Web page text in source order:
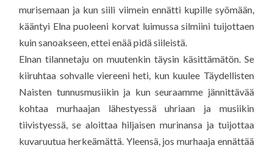
murisemaan ja kun siili viimein ennätti kupille syömään,
kääntyi Elna puoleeni korvat luimussa silmiini tuijottaen
kuin sanoakseen, ettei enää pidä siileistä.
Elnan tilannetaju on muutenkin täysin käsittämätön. Se
kiiruhtaa sohvalle viereeni heti, kun kuulee Täydellisten
Naisten tunnusmusiikin ja kun seuraamme jännittävää
kohtaa murhaajan lähestyessä uhriaan ja musiikin
tiivistyessä, se aloittaa hiljaisen murinansa ja tuijottaa
kuvaruutua herkeämättä. Yleensä, jos murhaaja ennättää